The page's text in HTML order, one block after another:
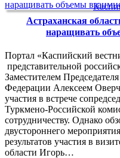
Астраханская
наращивать
Портал «Каспийский
представительной
Заместителем
Федерации Алексеем
участия в встрече
Туркмено-Российской
сотрудничеству. Однако
двустороннего
результатов участия в
области Игорь…